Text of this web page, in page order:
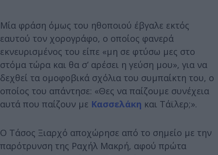
Μία φράση όμως του ηθοποιού έβγαλε εκτός
εαυτού τον χορογράφο, ο οποίος φανερά
εκνευρισμένος του είπε «μη σε φτύσω μες στο
στόμα τώρα και θα σ’ αρέσει η γεύση μου», για να
δεχθεί τα ομοφοβικά σχόλια του συμπαίκτη του, ο
οποίος του απάντησε: «Θες να παίζουμε συνέχεια
αυτά που παίζουν με Κασσελάκη και Τάϊλερ;».
Ο Τάσος Ξιαρχό αποχώρησε από το σημείο με την
παρότρυνση της Ραχήλ Μακρή, αφού πρώτα